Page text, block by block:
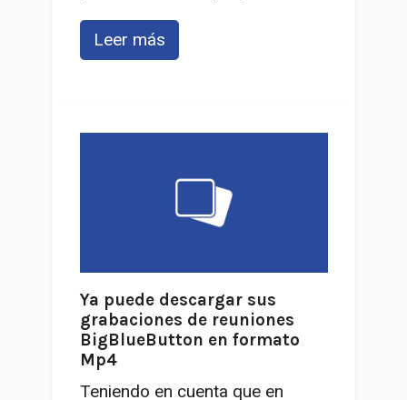
Leer más
Ya puede descargar sus
grabaciones de reuniones
BigBlueButton en formato
Mp4
Teniendo en cuenta que en